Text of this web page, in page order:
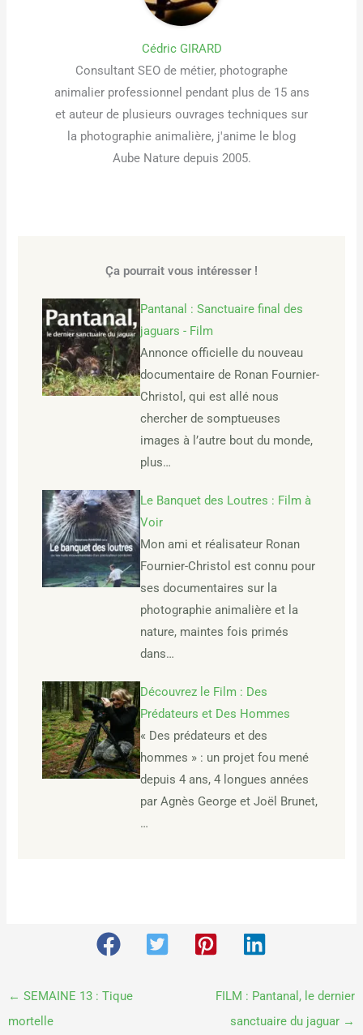
Cédric GIRARD
Consultant SEO de métier, photographe
animalier professionnel pendant plus de 15 ans
et auteur de plusieurs ouvrages techniques sur
la photographie animalière, j'anime le blog
Aube Nature depuis 2005.
Ça pourrait vous intéresser !
Pantanal : Sanctuaire final des
jaguars - Film
Annonce officielle du nouveau
documentaire de Ronan Fournier-
Christol, qui est allé nous
chercher de somptueuses
images à l’autre bout du monde,
plus…
Le Banquet des Loutres : Film à
Voir
Mon ami et réalisateur Ronan
Fournier-Christol est connu pour
ses documentaires sur la
photographie animalière et la
nature, maintes fois primés
dans…
Découvrez le Film : Des
Prédateurs et Des Hommes
« Des prédateurs et des
hommes » : un projet fou mené
depuis 4 ans, 4 longues années
par Agnès George et Joël Brunet,
…
← SEMAINE 13 : Tique
mortelle
FILM : Pantanal, le dernier
sanctuaire du jaguar →